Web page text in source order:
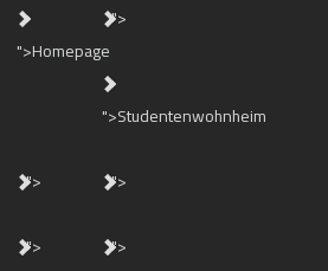
">Homepage
">
">Studentenwohnheim
"> ">
"> ">